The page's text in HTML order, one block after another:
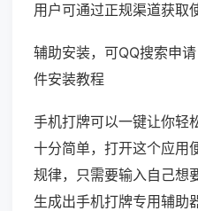
用户可通过正规渠道获取
辅助安装，可QQ搜索申
件安装教程
手机打牌可以一键让你轻
十分简单，打开这个应用
规律，只需要输入自己想
生成出手机打牌专用辅助